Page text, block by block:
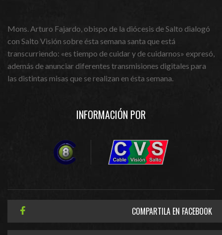
Mons. Arturo Fajardo, obispo de la diócesis de Salto dialogó
con Salto Visión sobre ésta semana santa que está
transcurriendo: «es tiempo de cuidar y de cuidarnos» expresó,
además de anunciar diferentes transmisiones digitales para
las distintas misas que se realizan en ésta semana.
INFORMACIÓN POR
COMPARTILA EN FACEBOOK